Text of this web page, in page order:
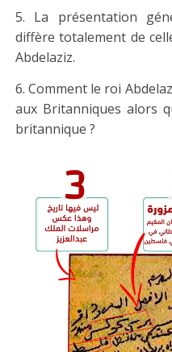
5. La présentation
diffère totalement de
Abdelaziz.
6. Comment le roi
aux Britanniques alors
britannique ?